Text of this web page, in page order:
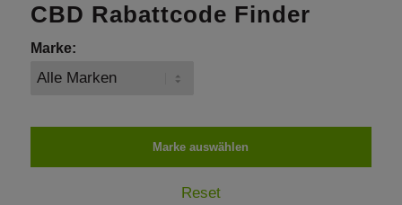
CBD Rabattcode Finder
Marke:
Reset